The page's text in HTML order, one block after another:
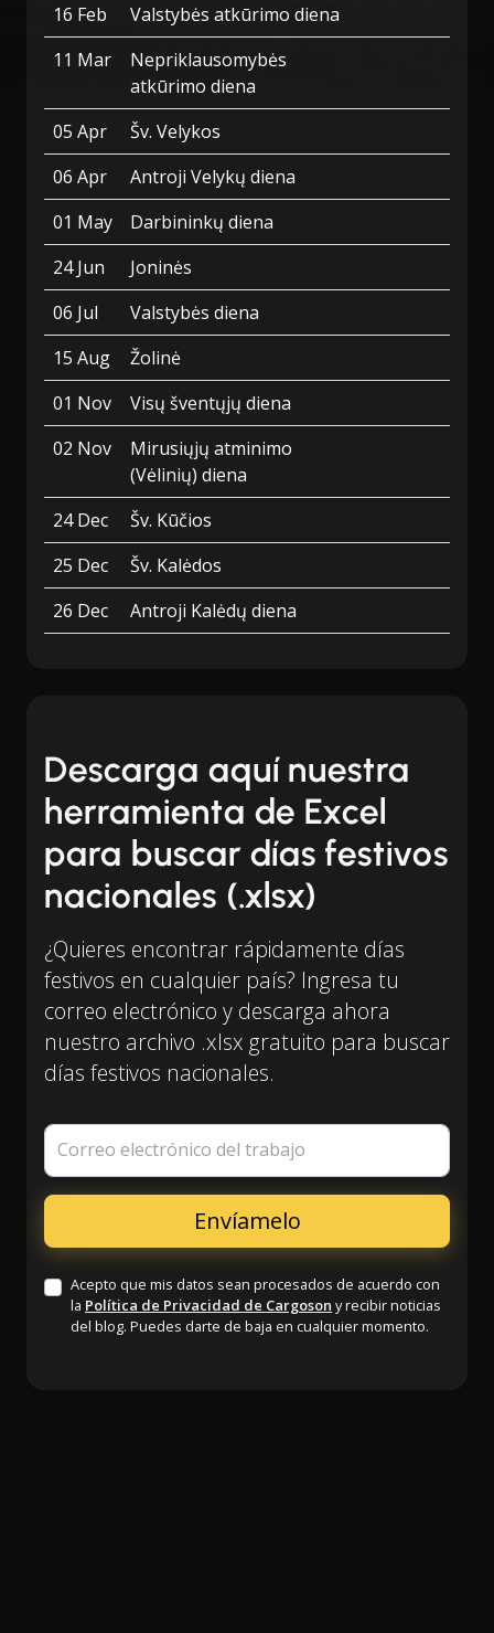
16 Feb
Valstybės atkūrimo diena
11 Mar
Nepriklausomybės
atkūrimo diena
05 Apr
Šv. Velykos
06 Apr
Antroji Velykų diena
01 May
Darbininkų diena
24 Jun
Joninės
06 Jul
Valstybės diena
15 Aug
Žolinė
01 Nov
Visų šventųjų diena
02 Nov
Mirusiųjų atminimo
(Vėlinių) diena
24 Dec
Šv. Kūčios
25 Dec
Šv. Kalėdos
26 Dec
Antroji Kalėdų diena
Descarga aquí nuestra
herramienta de Excel
para buscar días festivos
nacionales (.xlsx)
¿Quieres encontrar rápidamente días
festivos en cualquier país? Ingresa tu
correo electrónico y descarga ahora
nuestro archivo .xlsx gratuito para buscar
días festivos nacionales.
Correo electrónico del trabajo
Acepto que mis datos sean procesados de acuerdo con
la Política de Privacidad de Cargoson y recibir noticias
del blog. Puedes darte de baja en cualquier momento.